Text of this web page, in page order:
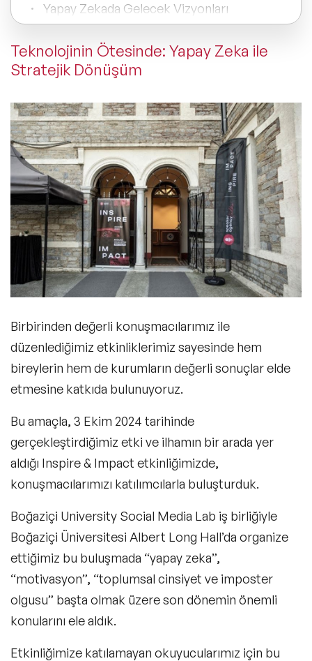
🔥 Motivasyon Konuşmacıları
🔥 Liderlik Konuşmacıları
🔥 Ekonomi Konuşmacıları
🔥 Yapay Zeka Konuşmacıları
Yapay Zekada Gelecek Vizyonları
Empati, Dijitalleşme ve Sürdürülebilirlik:
Teknolojinin Ötesinde: Yapay Zeka ile
Stratejik Dönüşüm
Birbirinden değerli konuşmacılarımız ile
düzenlediğimiz etkinliklerimiz sayesinde hem
bireylerin hem de kurumların değerli sonuçlar elde
etmesine katkıda bulunuyoruz.
Bu amaçla, 3 Ekim 2024 tarihinde
gerçekleştirdiğimiz etki ve ilhamın bir arada yer
aldığı Inspire & Impact etkinliğimizde,
konuşmacılarımızı katılımcılarla buluşturduk.
Boğaziçi University Social Media Lab iş birliğiyle
Boğaziçi Üniversitesi Albert Long Hall’da organize
ettiğimiz bu buluşmada “yapay zeka”,
“motivasyon”, “toplumsal cinsiyet ve imposter
olgusu” başta olmak üzere son dönemin önemli
konularını ele aldık.
Etkinliğimize katılamayan okuyucularımız için bu